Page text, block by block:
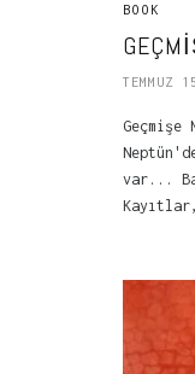
BOOK
TEMMUZ
var...